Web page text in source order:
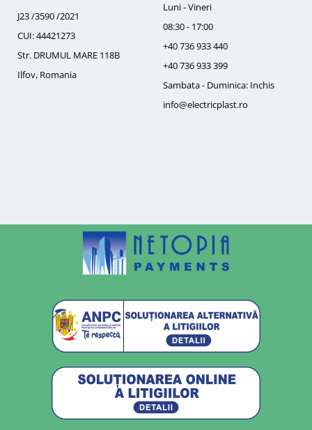
J23 /3590 /2021
CUI: 44421273
Str. DRUMUL MARE 118B
Ilfov, Romania
Luni - Vineri
08:30 - 17:00
+40 736 933 440
+40 736 933 399
Sambata - Duminica: Inchis
info@electricplast.ro